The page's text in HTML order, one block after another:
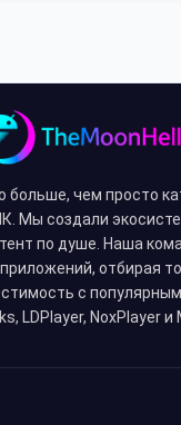
больше, чем просто
Мы создали
по душе. Наша
отбирая
с
LDPlayer, NoxPlayer и